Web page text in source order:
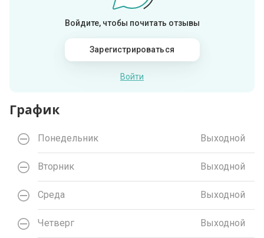
Войдите, чтобы почитать отзывы
Зарегистрироваться
Войти
График
Понедельник Выходной
Вторник Выходной
Среда Выходной
Четверг Выходной